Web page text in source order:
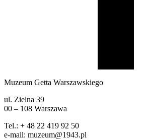
Muzeum Getta Warszawskiego
ul. Zielna 39
00 – 108 Warszawa
Tel.: + 48 22 419 92 50
e-mail: muzeum@1943.pl